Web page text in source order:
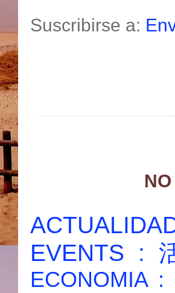
Suscribirse a:
EVENTS :
ECONOMIA